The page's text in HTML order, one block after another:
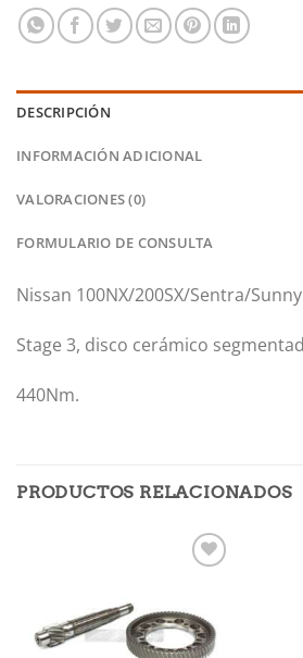
DESCRIPCIÓN
INFORMACIÓN ADICIONAL
VALORACIONES (0)
FORMULARIO DE CONSULTA
Nissan 100NX/200SX/Sentra/
Stage 3, disco cerámico
440Nm.
PRODUCTOS RELACIONADOS
lista de
deseos